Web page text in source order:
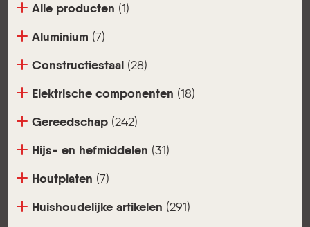
Alle producten (1)
Aluminium (7)
Constructiestaal (28)
Elektrische componenten (18)
Gereedschap (242)
Hijs- en hefmiddelen (31)
Houtplaten (7)
Huishoudelijke artikelen (291)